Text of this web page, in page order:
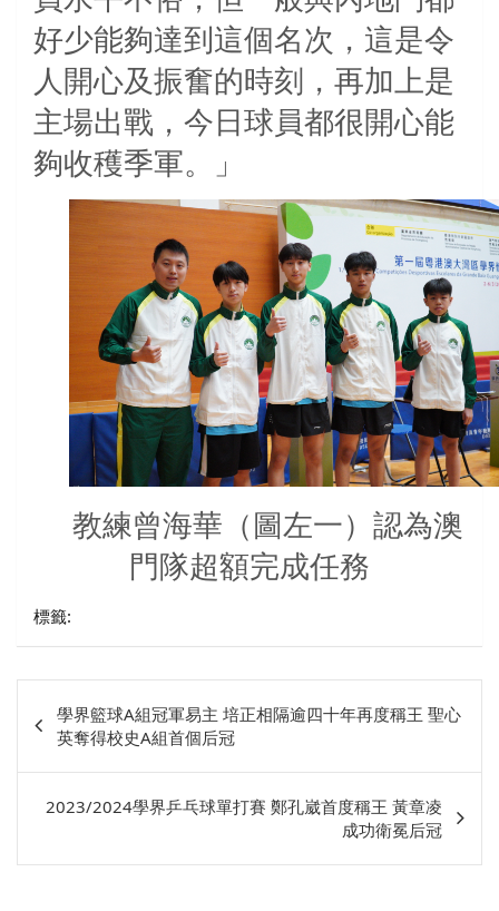
好少能夠達到這個名次，這是令
人開心及振奮的時刻，再加上是
主場出戰，今日球員都很開心能
夠收穫季軍。」
教練曾海華（圖左一）認為澳
門隊超額完成任務
標籤:
章
相
學界籃球A組冠軍易主 培正相隔逾四十年再度稱王 聖心
英奪得校史A組首個后冠
2023/2024學界乒乓球單打賽 鄭孔崴首度稱王 黃章凌
成功衛冕后冠